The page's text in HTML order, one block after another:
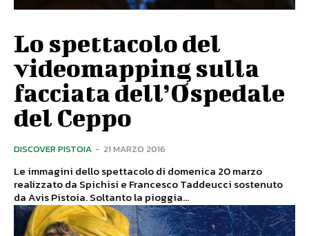
Lo spettacolo del
videomapping sulla
facciata dell’Ospedale
del Ceppo
DISCOVER PISTOIA - 21 MARZO 2016
Le immagini dello spettacolo di domenica 20 marzo
realizzato da Spichisi e Francesco Taddeucci sostenuto
da Avis Pistoia. Soltanto la pioggia...